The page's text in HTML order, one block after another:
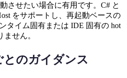
させたい場合に有用です。C# と
をサポートし、再起動ベースの
タイム固有または IDE 固有の hot
ません。
のガイダンス